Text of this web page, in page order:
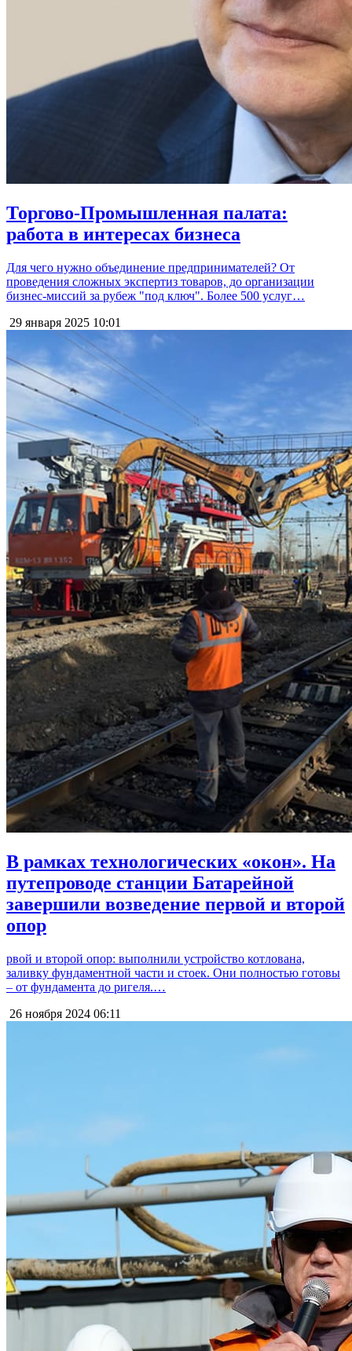
Торгово-Промышленная палата:
работа в интересах бизнеса
Для чего нужно объединение предпринимателей? От
проведения сложных экспертиз товаров, до организации
бизнес-миссий за рубеж "под ключ". Более 500 услуг…
29 января 2025 10:01
В рамках технологических «окон». На
путепроводе станции Батарейной
завершили возведение первой и второй
опор
рвой и второй опор: выполнили устройство котлована,
заливку фундаментной части и стоек. Они полностью готовы
– от фундамента до ригеля.…
26 ноября 2024 06:11